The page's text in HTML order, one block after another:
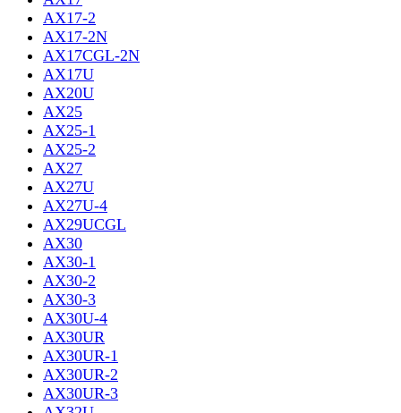
AX17-2
AX17-2N
AX17CGL-2N
AX17U
AX20U
AX25
AX25-1
AX25-2
AX27
AX27U
AX27U-4
AX29UCGL
AX30
AX30-1
AX30-2
AX30-3
AX30U-4
AX30UR
AX30UR-1
AX30UR-2
AX30UR-3